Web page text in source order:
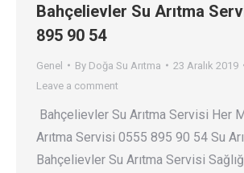
Bahçelievler Su Arıtma
895 90 54
Genel By Doğa Su Arıtma
23 Aralık 2019
Leave a comment
Bahçelievler Su Arıtma Servisi Her
Arıtma Servisi 0555 895 90 54 Su
Bahçelievler Su Arıtma Servisi